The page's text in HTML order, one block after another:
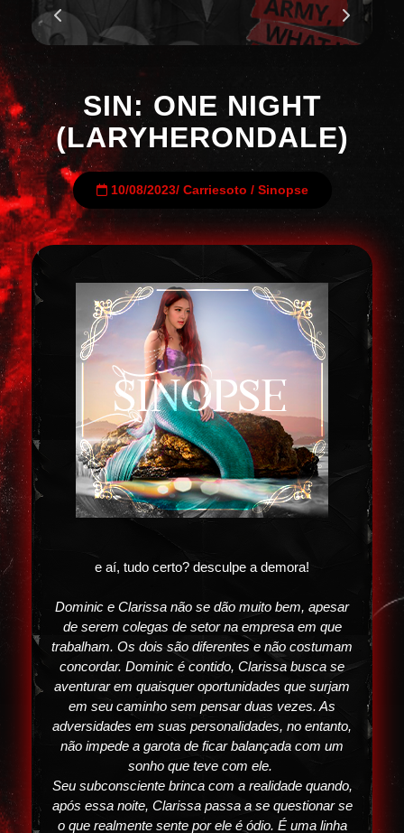
SIN: ONE NIGHT
(LARYHERONDALE)
10/08/2023/ Carriesoto / Sinopse
e aí, tudo certo? desculpe a demora!
Dominic e Clarissa não se dão muito bem, apesar
de serem colegas de setor na empresa em que
trabalham. Os dois são diferentes e não costumam
concordar. Dominic é contido, Clarissa busca se
aventurar em quaisquer oportunidades que surjam
em seu caminho sem pensar duas vezes. As
adversidades em suas personalidades, no entanto,
não impede a garota de ficar balançada com um
sonho que teve com ele.
Seu subconsciente brinca com a realidade quando,
após essa noite, Clarissa passa a se questionar se
o que realmente sente por ele é ódio. É uma linha